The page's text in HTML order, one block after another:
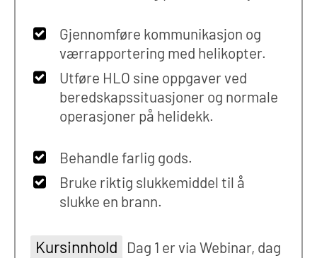
Gjennomføre kommunikasjon og
værrapportering med helikopter.
Utføre HLO sine oppgaver ved
beredskapssituasjoner og normale
operasjoner på helidekk.
Behandle farlig gods.
Bruke riktig slukkemiddel til å
slukke en brann.
Kursinnhold
Dag 1 er via Webinar, dag